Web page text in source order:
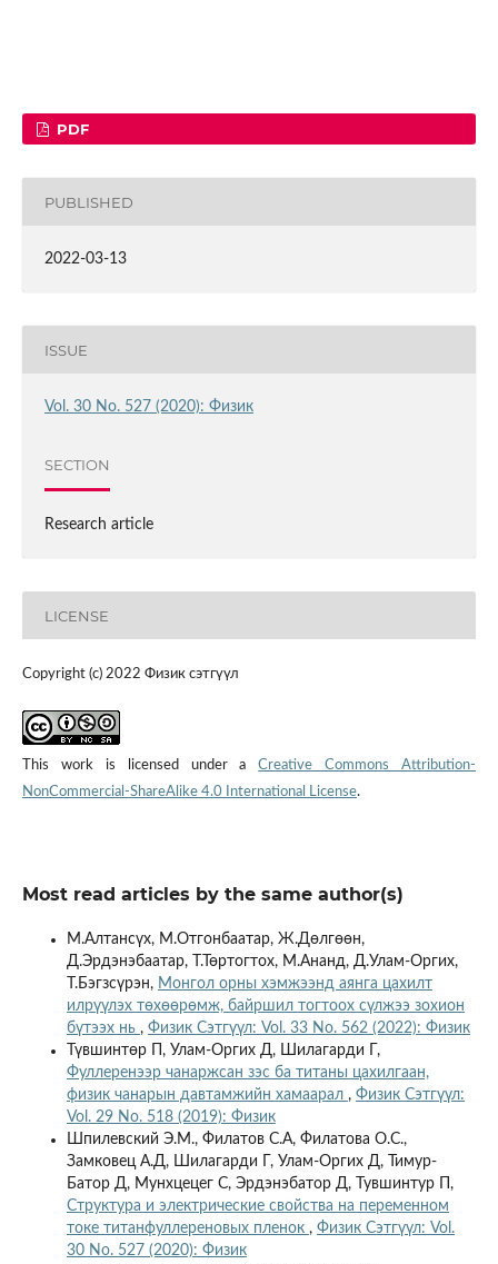
PDF
PUBLISHED
2022-03-13
ISSUE
Vol. 30 No. 527 (2020): Физик
SECTION
Research article
LICENSE
Copyright (c) 2022 Физик сэтгүүл
This work is licensed under aCreative Commons Attribution-
NonCommercial-ShareAlike 4.0 International License.
Most read articles by the same author(s)
М.Алтансүх, М.Отгонбаатар, Ж.Дөлгөөн,
Д.Эрдэнэбаатар, Т.Төртогтох, М.Ананд, Д.Улам-Оргих,
Т.Бэгзсүрэн, Монгол орны хэмжээнд аянга цахилт
илрүүлэх төхөөрөмж, байршил тогтоох сүлжээ зохион
бүтээх нь , Физик Сэтгүүл: Vol. 33 No. 562 (2022): Физик
Түвшинтөр П, Улам-Оргих Д, Шилагарди Г,
Фуллеренээр чанаржсан зэс ба титаны цахилгаан,
физик чанарын давтамжийн хамаарал , Физик Сэтгүүл:
Vol. 29 No. 518 (2019): Физик
Шпилевский Э.М., Филатов С.А, Филатова О.С.,
Замковец А.Д, Шилагарди Г, Улам-Оргих Д, Тимур-
Батор Д, Мунхцецег С, Эрдэнэбатор Д, Тувшинтур П,
Структура и электрические свойства на переменном
токе титанфуллереновых пленок , Физик Сэтгүүл: Vol.
30 No. 527 (2020): Физик